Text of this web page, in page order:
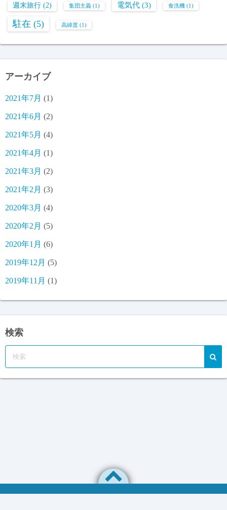
週末旅行 (2) 集団主義 (1) 電気代 (3) 食洗機 (1)
駐在 (5) 高緯度 (1)
アーカイブ
2021年7月 (1)
2021年6月 (2)
2021年5月 (4)
2021年4月 (1)
2021年3月 (2)
2021年2月 (3)
2020年3月 (4)
2020年2月 (5)
2020年1月 (6)
2019年12月 (5)
2019年11月 (1)
検索